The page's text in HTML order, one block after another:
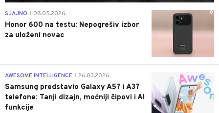
0
SJAJNO 08.05.2026.
Honor 600 na testu: Nepogrešiv izbor
za uloženi novac
AWESOME INTELLIGENCE 26.03.2026.
Samsung predstavio Galaxy A57 i A37
telefone: Tanji dizajn, moćniji čipovi i AI
funkcije